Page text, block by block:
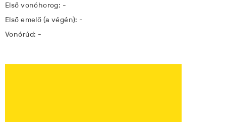
Első vonóhorog: -
Első emelő (a végén): -
Vonórúd: -